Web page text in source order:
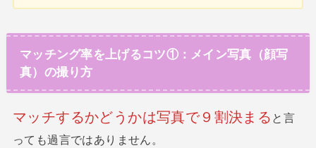
マッチング率を上げるコツ①：メイン写真（顔写
真）の撮り方
マッチするかどうかは写真で９割決まる と言
っても過言ではありません。